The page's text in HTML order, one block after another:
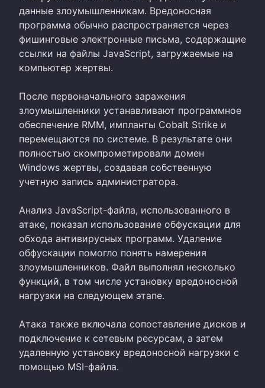
данные злоумышленникам. Вредоносная
программа обычно распространяется через
фишинговые электронные письма, содержащие
ссылки на файлы JavaScript, загружаемые на
компьютер жертвы.
После первоначального заражения
злоумышленники устанавливают программное
обеспечение RMM, импланты Cobalt Strike и
перемещаются по системе. В результате они
полностью скомпрометировали домен
Windows жертвы, создавая собственную
учетную запись администратора.
Анализ JavaScript-файла, использованного в
атаке, показал использование обфускации для
обхода антивирусных программ. Удаление
обфускации помогло понять намерения
злоумышленников. Файл выполнял несколько
функций, в том числе установку вредоносной
нагрузки на следующем этапе.
Атака также включала сопоставление дисков и
подключение к сетевым ресурсам, а затем
удаленную установку вредоносной нагрузки с
помощью MSI-файла.